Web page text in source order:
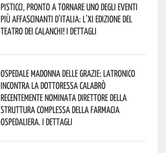
Pisticci, pronto a tornare uno degli eventi
più affascinanti d’Italia: l’XI edizione del
Teatro dei Calanchi! I dettagli
Ospedale Madonna delle Grazie: Latronico
incontra la dottoressa Calabrò
recentemente nominata Direttore della
Struttura Complessa della Farmacia
Ospedaliera. I dettagli